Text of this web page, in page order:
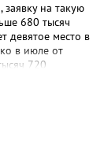
на такую
680 тысяч
девятое место в
в июле от
720
543 с
время решили